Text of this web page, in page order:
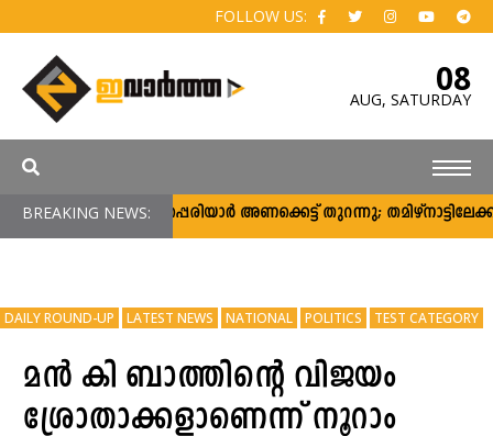
FOLLOW US:
08
AUG, SATURDAY
BREAKING NEWS:മുല്ലപ്പെരിയാര്‍ അണക്കെട്ട് തുറന്നു;
DAILY ROUND-UP LATEST NEWS NATIONAL POLITICS TEST CATEGORY
മന്‍ കി ബാത്തിന്റെ വിജയം
ശ്രോതാക്കളാണെന്ന് നൂറാം